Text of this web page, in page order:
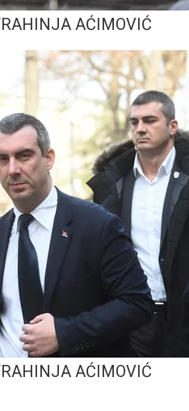
AĆIMOVIĆ
AĆIMOVIĆ